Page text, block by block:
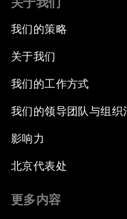
我们的策略
关于我们
我们的工作方式
我们的领导团队与组织
影响力
北京代表处
更多内容